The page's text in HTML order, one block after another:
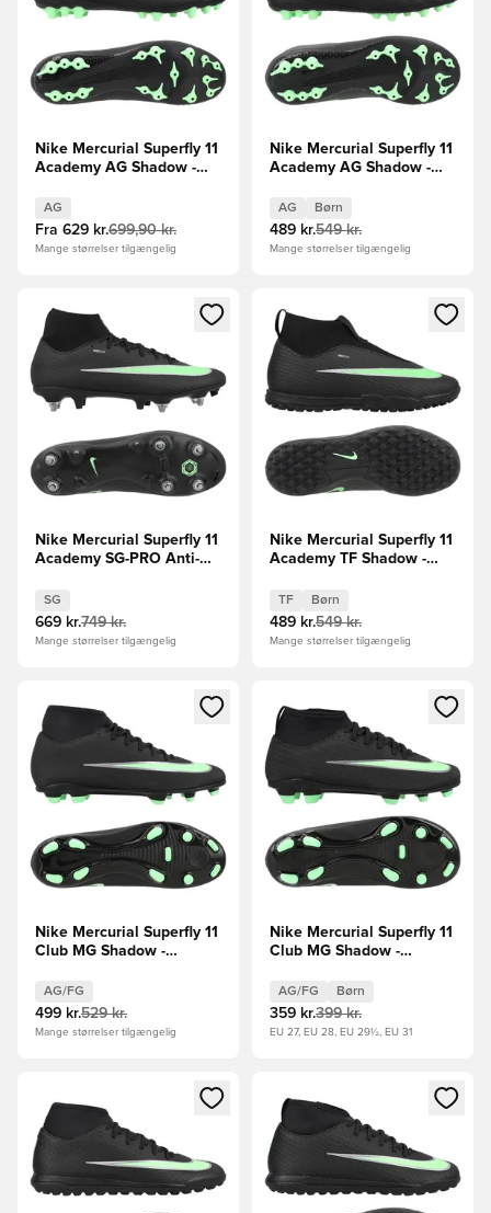
Nike Mercurial Superfly 11
Academy AG Shadow -
AG
Fra 629 kr.699,90 kr.
Mange størrelser tilgængelig
Nike Mercurial Superfly 11
Academy AG Shadow -
AG Børn
489 kr.549 kr.
Mange størrelser tilgængelig
Åbner en Modal til at logge ind eller tilmelde dig som
Nike Mercurial Superfly 11
Academy SG-PRO Anti-
SG
669 kr.749 kr.
Mange størrelser tilgængelig
Åbner en Modal til at logge
Nike Mercurial Superfly 11
Academy TF Shadow -
TF Børn
489 kr.549 kr.
Mange størrelser tilgængelig
Åbner en Modal til at logge ind eller tilmelde dig som
Nike Mercurial Superfly 11
Club MG Shadow -
AG/FG
499 kr.529 kr.
Mange størrelser tilgængelig
Åbner en Modal til at logge
Nike Mercurial Superfly 11
Club MG Shadow -
AG/FG Børn
359 kr.399 kr.
EU 27, EU 28, EU 29½, EU 31
Åbner en Modal til at logge ind eller tilmelde dig som
Åbner en Modal til at logge